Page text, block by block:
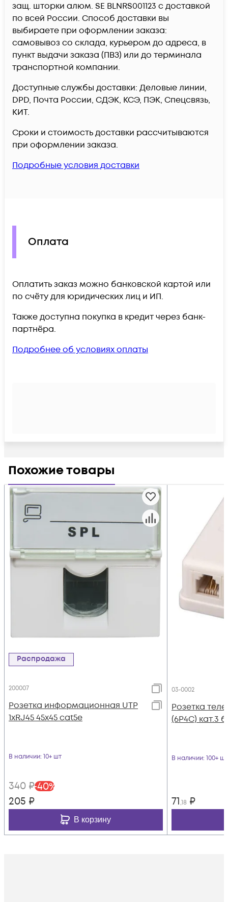
защ. шторки алюм. SE BLNRS001123 c доставкой
по всей России. Способ доставки вы
выбираете при оформлении заказа:
самовывоз со склада, курьером до адреса, в
пункт выдачи заказа (ПВЗ) или до терминала
транспортной компании.
Доступные службы доставки: Деловые линии,
DPD, Почта России, СДЭК, КСЭ, ПЭК, Спецсвязь,
КИТ.
Сроки и стоимость доставки рассчитываются
при оформлении заказа.
Подробные условия доставки
Оплата
Оплатить заказ можно банковской картой или
по счёту для юридических лиц и ИП.
Также доступна покупка в кредит через банк-
партнёра.
Подробнее об условиях оплаты
Похожие товары
Распродажа
200007
Розетка информационная UTP
1хRJ45 45х45 cat5е
В наличии: 10+ шт
340 ₽-40%
205 ₽
В корзину
03-0002
Розетка
(6P4C) кат.3
В наличии: 100+ шт
71,18 ₽